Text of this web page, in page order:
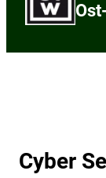
Cyber